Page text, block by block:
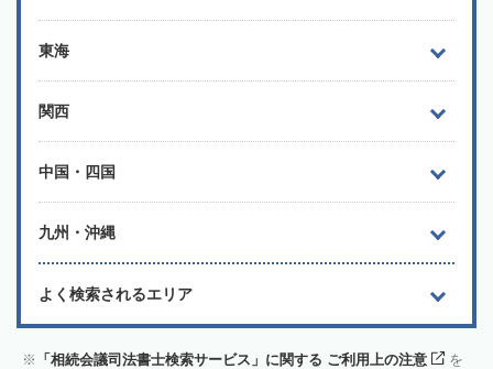
東海
関西
中国・四国
九州・沖縄
よく検索されるエリア
「相続会議司法書士検索サービス」に関する ご利用上の注意
を